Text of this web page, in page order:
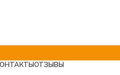
ОТЗЫВЫ